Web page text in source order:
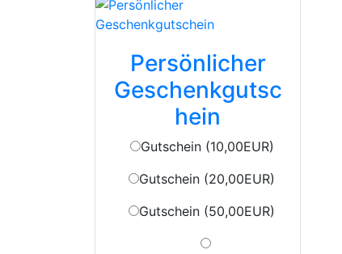
Persönlicher
Geschenkgutsc
hein
Gutschein (10,00EUR)
Gutschein (20,00EUR)
Gutschein (50,00EUR)